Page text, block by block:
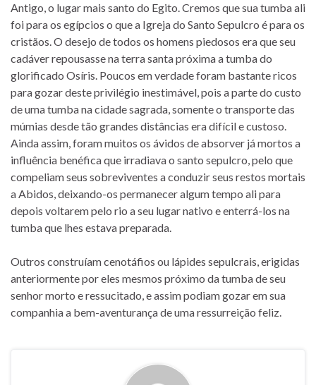
Antigo, o lugar mais santo do Egito. Cremos que sua tumba ali
foi para os egípcios o que a Igreja do Santo Sepulcro é para os
cristãos. O desejo de todos os homens piedosos era que seu
cadáver repousasse na terra santa próxima a tumba do
glorificado Osíris. Poucos em verdade foram bastante ricos
para gozar deste privilégio inestimável, pois a parte do custo
de uma tumba na cidade sagrada, somente o transporte das
múmias desde tão grandes distâncias era difícil e custoso.
Ainda assim, foram muitos os ávidos de absorver já mortos a
influência benéfica que irradiava o santo sepulcro, pelo que
compeliam seus sobreviventes a conduzir seus restos mortais
a Abidos, deixando-os permanecer algum tempo ali para
depois voltarem pelo rio a seu lugar nativo e enterrá-los na
tumba que lhes estava preparada.
Outros construíam cenotáfios ou lápides sepulcrais, erigidas
anteriormente por eles mesmos próximo da tumba de seu
senhor morto e ressucitado, e assim podiam gozar em sua
companhia a bem-aventurança de uma ressurreição feliz.